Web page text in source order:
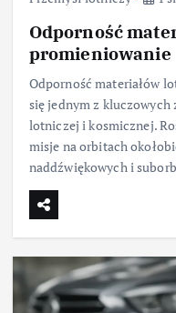
Odporność
promieniowanie
Odporność materiałów
się jednym z kluczowych
lotniczej i kosmicznej.
misje na orbitach
naddźwiękowych i